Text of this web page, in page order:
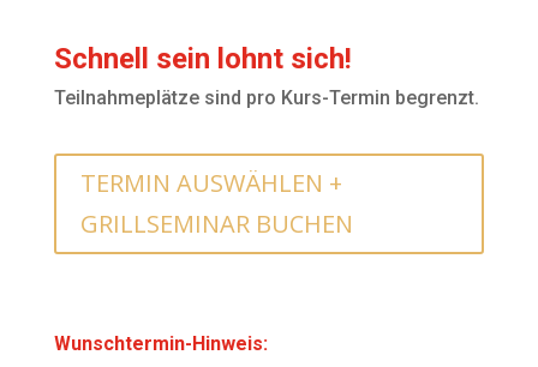
Schnell sein lohnt sich!
Teilnahmeplätze sind pro Kurs-Termin begrenzt.
TERMIN AUSWÄHLEN +
GRILLSEMINAR BUCHEN
Wunschtermin-Hinweis: